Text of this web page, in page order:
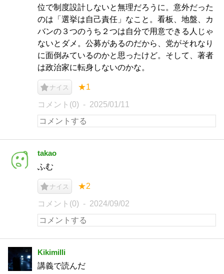
位で制度設計しないと無理だろうに。意外だった
のは「選挙は自己責任」なこと。看板、地盤、カ
バンの３つのうち２つは自分で用意できる人じゃ
ないとダメ。公募があるのだから、党がそれなり
に面倒みているのかと思ったけど。そして、著者
は政治家に転身しないのかな。
ナイス ★1
コメント(0) 2025/01/11
takao
ふむ
ナイス ★2
コメント(0) 2024/09/02
Kikimilli
講義で読んだ